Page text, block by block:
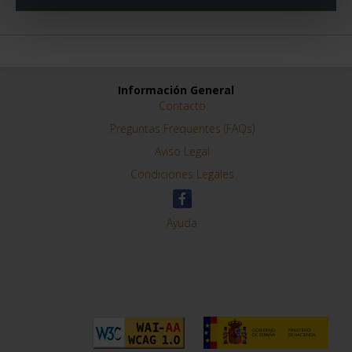
Información General
Contacto
Preguntas Frequentes (FAQs)
Aviso Legal
Condiciones Legales
Ayuda